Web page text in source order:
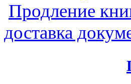
Продление
доставка